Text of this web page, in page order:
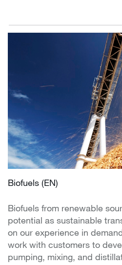
Biofuels (EN)
Biofuels from renewable
potential as sustainable
on our experience in
work with customers to
pumping, mixing, and